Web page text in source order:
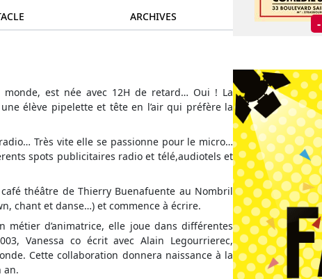
ARCHIVES
est née avec 12H de retard… Oui ! La
élève pipelette et tête en l’air qui préfère la
Très vite elle se passionne pour le micro…
spots publicitaires radio et télé,audiotels et
théâtre de Thierry Buenafuente au Nombril
chant et danse…) et commence à écrire.
d’animatrice, elle joue dans différentes
Vanessa co écrit avec Alain Legourrierec,
Cette collaboration donnera naissance à la
an.